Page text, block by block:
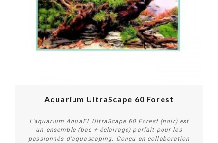
Aquarium UltraScape 60 Forest
L'aquarium AquaEL UltraScape 60 Forest (noir) est
un ensemble (bac + éclairage) parfait pour les
passionnés d'aquascaping. Conçu en collaboration